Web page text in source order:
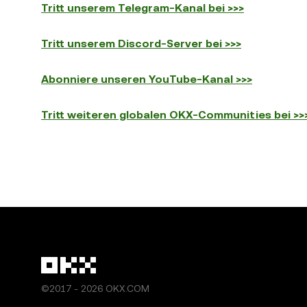
Tritt unserem Telegram-Kanal bei >>>
Tritt unserem Discord-Server bei >>>
Abonniere unseren YouTube-Kanal >>>
Tritt weiteren globalen OKX-Communities bei
©2017 - 2026 OKX.COM